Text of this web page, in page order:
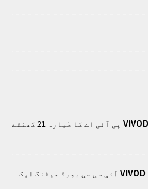
پی آئی اے کا طیارہ 21 گھنٹے
VIVOD آئی سی سی بورڈ میٹنگ ایک